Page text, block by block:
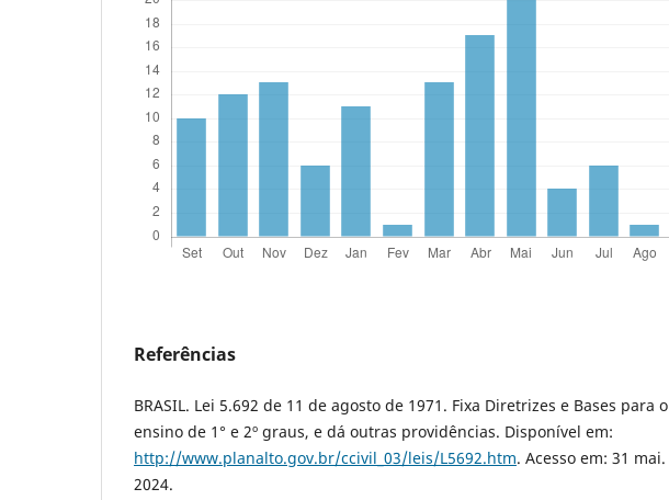
Referências
BRASIL. Lei 5.692 de 11 de agosto de 1971. Fixa Diretrizes e Bases para o
ensino de 1° e 2º graus, e dá outras providências. Disponível em:
http://www.planalto.gov.br/ccivil_03/leis/L5692.htm. Acesso em: 31 mai.
2024.